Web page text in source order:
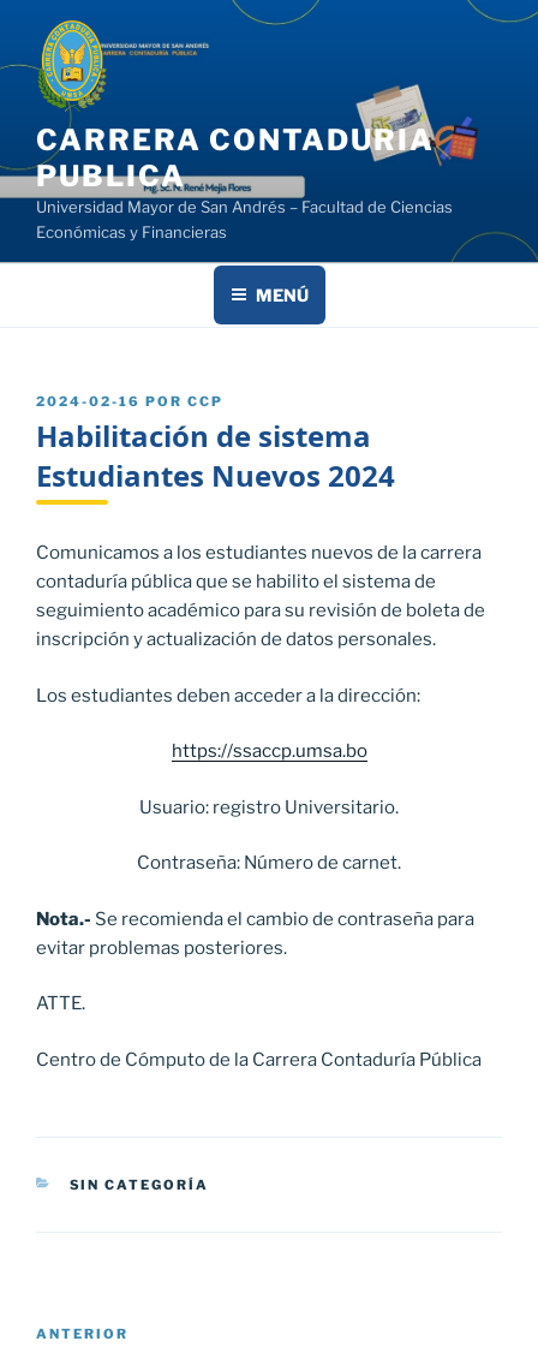
contenido
CARRERA CONTADURIA
PUBLICA
Universidad Mayor de San Andrés – Facultad de Ciencias
Económicas y Financieras
MENÚ
PUBLICADO
2024-02-16 POR CCP
Habilitación de sistema
Estudiantes Nuevos 2024
Comunicamos a los estudiantes nuevos de la carrera
contaduría pública que se habilito el sistema de
seguimiento académico para su revisión de boleta de
inscripción y actualización de datos personales.
Los estudiantes deben acceder a la dirección:
https://ssaccp.umsa.bo
Usuario: registro Universitario.
Contraseña: Número de carnet.
Nota.- Se recomienda el cambio de contraseña para
evitar problemas posteriores.
ATTE.
Centro de Cómputo de la Carrera Contaduría Pública
CATEGORÍAS
SIN CATEGORÍA
Navegación
Entrada
ANTERIOR